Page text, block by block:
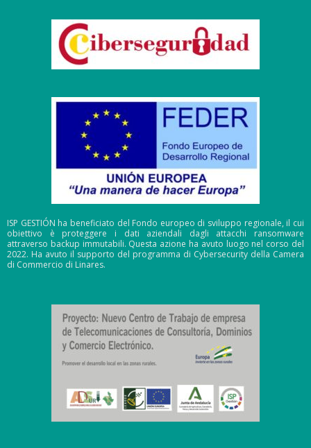
ISP GESTIÓN ha beneficiato del Fondo europeo di sviluppo regionale, il cui
obiettivo è proteggere i dati aziendali dagli attacchi ransomware
attraverso backup immutabili. Questa azione ha avuto luogo nel corso del
2022. Ha avuto il supporto del programma di Cybersecurity della Camera
di Commercio di Linares.